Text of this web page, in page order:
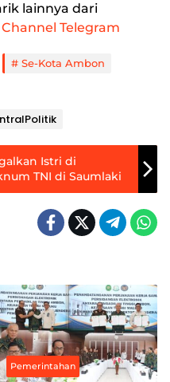
lainnya dari
Channel Telegram
Se-Kota Ambon
Istri di
TNI di Saumlaki
Pemerintahan